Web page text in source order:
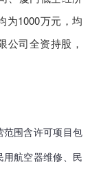
为1000万元，均
公司全资持股，
范围含许可项目包
航空器维修、民